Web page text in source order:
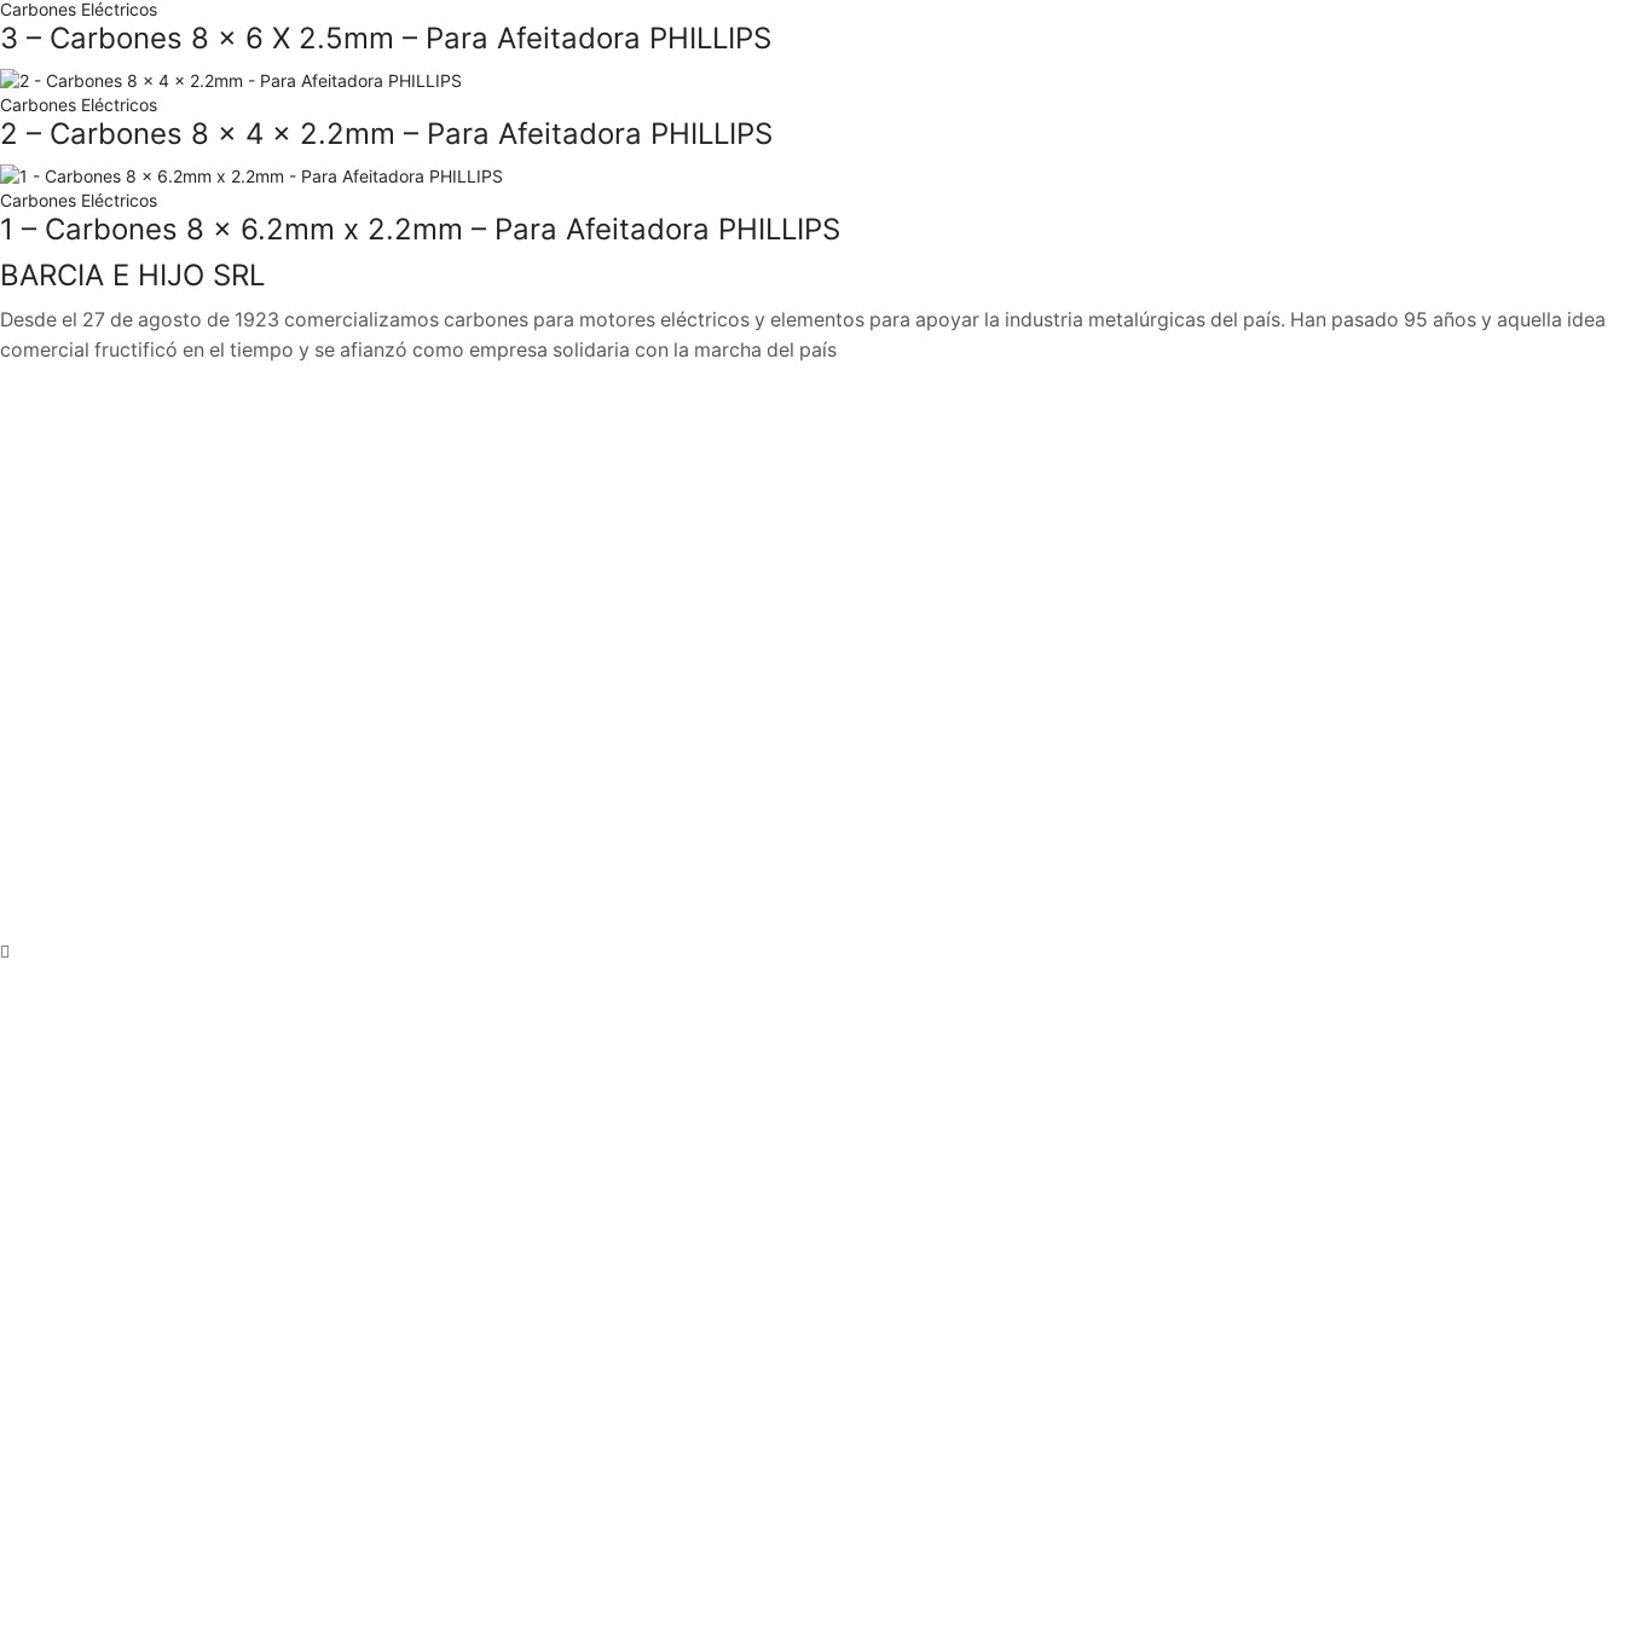
Carbones Eléctricos
3 – Carbones 8 x 6 X 2.5mm – Para Afeitadora PHILLIPS
Carbones Eléctricos
2 – Carbones 8 x 4 x 2.2mm – Para Afeitadora PHILLIPS
Carbones Eléctricos
1 – Carbones 8 x 6.2mm x 2.2mm – Para Afeitadora PHILLIPS
BARCIA E HIJO SRL
Desde el 27 de agosto de 1923 comercializamos carbones para motores eléctricos y elementos para apoyar la industria metalúrgicas del país. Han pasado 95 años y aquella idea
comercial fructificó en el tiempo y se afianzó como empresa solidaria con la marcha del país